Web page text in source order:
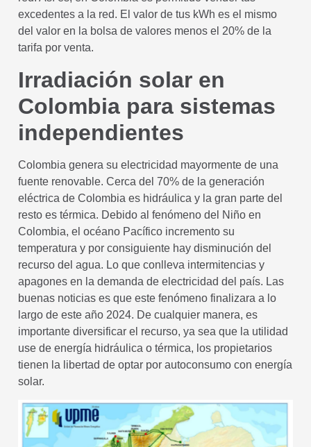
excedentes a la red. El valor de tus kWh es el mismo
del valor en la bolsa de valores menos el 20% de la
tarifa por venta.
Irradiación solar en
Colombia para sistemas
independientes
Colombia genera su electricidad mayormente de una
fuente renovable. Cerca del 70% de la generación
eléctrica de Colombia es hidráulica y la gran parte del
resto es térmica. Debido al fenómeno del Niño en
Colombia, el océano Pacífico incremento su
temperatura y por consiguiente hay disminución del
recurso del agua. Lo que conlleva intermitencias y
apagones en la demanda de electricidad del país. Las
buenas noticias es que este fenómeno finalizara a lo
largo de este año 2024. De cualquier manera, es
importante diversificar el recurso, ya sea que la utilidad
use de energía hidráulica o térmica, los propietarios
tienen la libertad de optar por autoconsumo con energía
solar.